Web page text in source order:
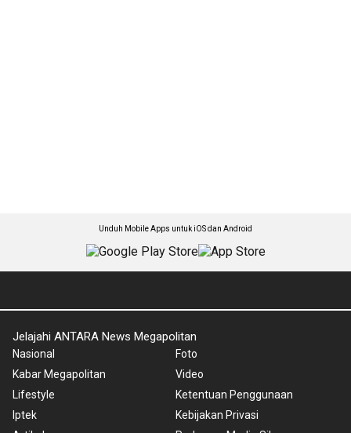
Unduh Mobile Apps untuk iOS dan Android
Jelajahi ANTARA News Megapolitan
Nasional
Kabar Megapolitan
Lifestyle
Iptek
Foto
Video
Ketentuan Penggunaan
Kebijakan Privasi